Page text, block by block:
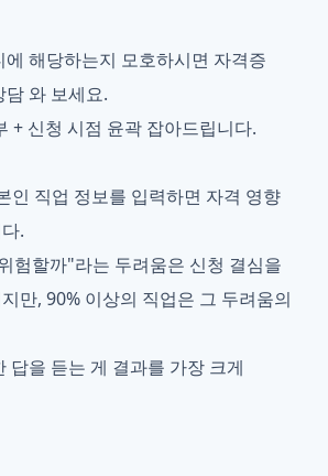
해당하는지 모호하시면 자격증
와 보세요.
+ 신청 시점 윤곽 잡아드립니다.
인 직업 정보를 입력하면 자격 영향
.
험할까"라는 두려움은 신청 결심을
만, 90% 이상의 직업은 그 두려움의
답을 듣는 게 결과를 가장 크게